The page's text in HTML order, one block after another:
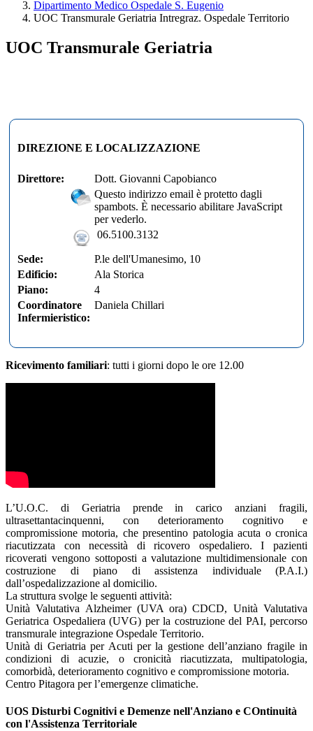
Dipartimento Medico Ospedale S. Eugenio
UOC Transmurale Geriatria Intregraz. Ospedale Territorio
UOC Transmurale Geriatria
DIREZIONE E LOCALIZZAZIONE
Direttore:
Dott. Giovanni Capobianco
Questo indirizzo email è protetto dagli
spambots. È necessario abilitare JavaScript
per vederlo.
06.5100.3132
Sede:
P.le dell'Umanesimo, 10
Edificio:
Ala Storica
Piano:
4
Coordinatore
Infermieristico:
Daniela Chillari
Ricevimento familiari: tutti i giorni dopo le ore 12.00
L’U.O.C. di Geriatria prende in carico anziani fragili,
ultrasettantacinquenni, con deterioramento cognitivo e
compromissione motoria, che presentino patologia acuta o cronica
riacutizzata con necessità di ricovero ospedaliero. I pazienti
ricoverati vengono sottoposti a valutazione multidimensionale con
costruzione di piano di assistenza individuale (P.A.I.)
dall’ospedalizzazione al domicilio.
La struttura svolge le seguenti attività:
Unità Valutativa Alzheimer (UVA ora) CDCD, Unità Valutativa
Geriatrica Ospedaliera (UVG) per la costruzione del PAI, percorso
transmurale integrazione Ospedale Territorio.
Unità di Geriatria per Acuti per la gestione dell’anziano fragile in
condizioni di acuzie, o cronicità riacutizzata, multipatologia,
comorbidà, deterioramento cognitivo e compromissione motoria.
Centro Pitagora per l’emergenze climatiche.
UOS Disturbi Cognitivi e Demenze nell'Anziano e COntinuità
con l'Assistenza Territoriale